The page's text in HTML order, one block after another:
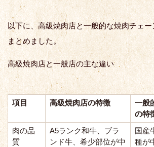
以下に、高級焼肉店と一般的な焼肉チェ
まとめました。
高級焼肉店と一般店の主な違い
項目 高級焼肉店の特徴
一般
の特
肉の品
質
A5ランク和牛、ブラ
ンド牛、希少部位が中
国産
種が